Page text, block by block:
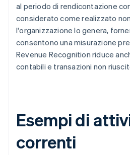
al periodo di rendicontazione
considerato come realizzato
l'organizzazione lo genera,
consentono una misurazione
Revenue Recognition riduce
contabili e transazioni non
Esempi di
correnti